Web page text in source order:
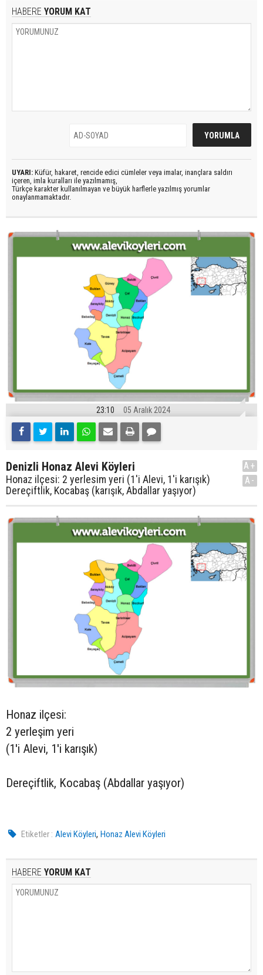
HABERE YORUM KAT
UYARI: Küfür, hakaret, rencide edici cümleler veya imalar, inançlara saldırı
içeren, imla kuralları ile yazılmamış,
Türkçe karakter kullanılmayan ve büyük harflerle yazılmış yorumlar
onaylanmamaktadır.
23:10 05 Aralık 2024
Denizli Honaz Alevi Köyleri
Honaz ilçesi: 2 yerlesim yeri (1'i Alevi, 1'i karışık)
Dereçiftlik, Kocabaş (karışık, Abdallar yaşıyor)
A+
A-
Honaz ilçesi:
2 yerleşim yeri
(1'i Alevi, 1'i karışık)
Dereçiftlik, Kocabaş (Abdallar yaşıyor)
Etiketler : Alevi Köyleri,Honaz Alevi Köyleri
HABERE YORUM KAT